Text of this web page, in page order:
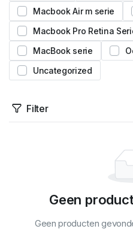
Macbook Air m serie
Macbook Pro Retina
MacBook serie
Uncategorized
Filter
Geen
Geen producten